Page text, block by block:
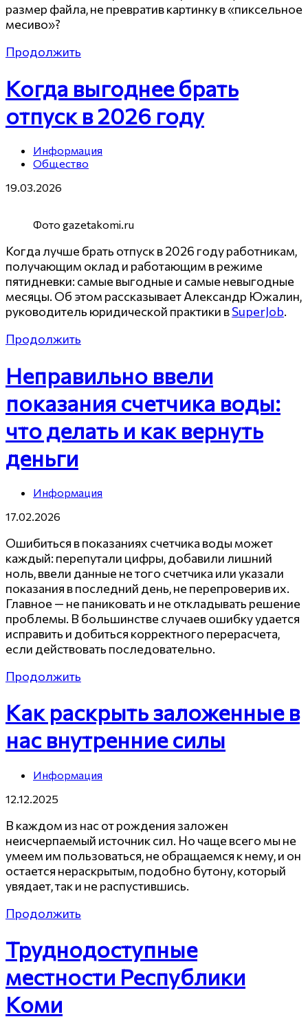
размер файла, не превратив картинку в «пиксельное
месиво»?
Продолжить
Когда выгоднее брать
отпуск в 2026 году
Информация
Общество
19.03.2026
Фото gazetakomi.ru
Когда лучше брать отпуск в 2026 году работникам,
получающим оклад и работающим в режиме
пятидневки: самые выгодные и самые невыгодные
месяцы. Об этом рассказывает Александр Южалин,
руководитель юридической практики вSuperJob.
Продолжить
Неправильно ввели
показания счетчика воды:
что делать и как вернуть
деньги
Информация
17.02.2026
Ошибиться в показаниях счетчика воды может
каждый: перепутали цифры, добавили лишний
ноль, ввели данные не того счетчика или указали
показания в последний день, не перепроверив их.
Главное — не паниковать и не откладывать решение
проблемы. В большинстве случаев ошибку удается
исправить и добиться корректного перерасчета,
если действовать последовательно.
Продолжить
Как раскрыть заложенные в
нас внутренние силы
Информация
12.12.2025
В каждом из нас от рождения заложен
неисчерпаемый источник сил. Но чаще всего мы не
умеем им пользоваться, не обращаемся к нему, и он
остается нераскрытым, подобно бутону, который
увядает, так и не распустившись.
Продолжить
Труднодоступные
местности Республики
Коми